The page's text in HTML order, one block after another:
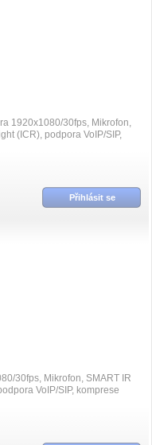
1920x1080/30fps, Mikrofon,
(ICR), podpora VoIP/SIP,
Přihlásit se
30fps, Mikrofon, SMART IR
VoIP/SIP, komprese